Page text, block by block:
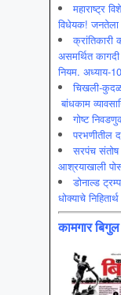
महाराष्ट्र
विधेयक!
क्रांतिकारी
असमर्थित कागदी
नियम. अध्याय-
चिखली-
बांधकाम
गोष्ट
परभणीतील
सरपंच
आश्रयाखाली
डोनाल्ड
धोक्याचे निहितार्थ
कामगार